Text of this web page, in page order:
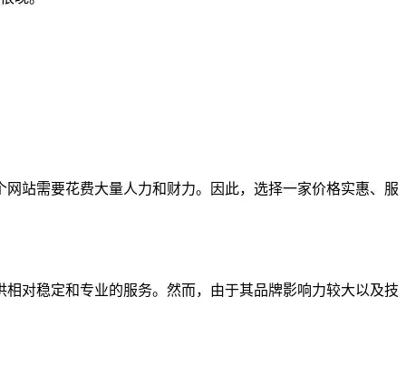
站需要花费大量人力和财力。因此，选择一家价格实惠、服
对稳定和专业的服务。然而，由于其品牌影响力较大以及技